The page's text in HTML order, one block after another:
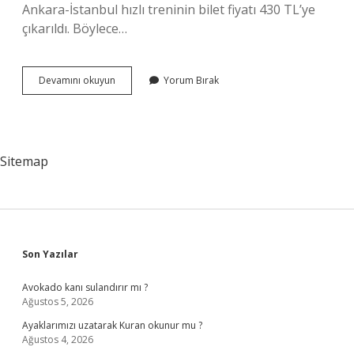
Ankara-İstanbul hızlı treninin bilet fiyatı 430 TL’ye
çıkarıldı. Böylece…
Devamını okuyun
Hızlı
Yorum Bırak
Sitemap
Sidebar
Son Yazılar
Avokado kanı sulandırır mı ?
Ağustos 5, 2026
Ayaklarımızı uzatarak Kuran okunur mu ?
Ağustos 4, 2026